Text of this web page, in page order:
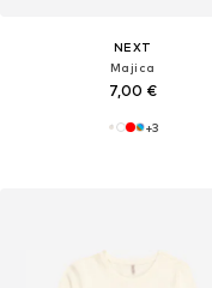
NEXT
Majica
7,00 €
+3